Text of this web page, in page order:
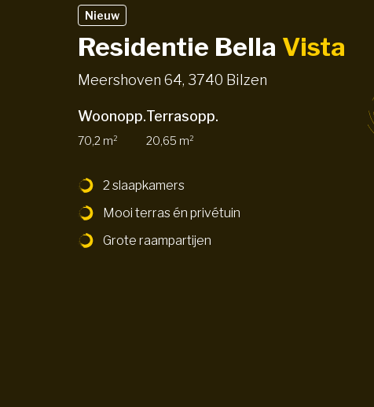
Nieuw
Residentie Bella Vista
Meershoven 64, 3740 Bilzen
Woonopp.
70,2 m²
Terrasopp.
20,65 m²
2 slaapkamers
Mooi terras én privétuin
Grote raampartijen